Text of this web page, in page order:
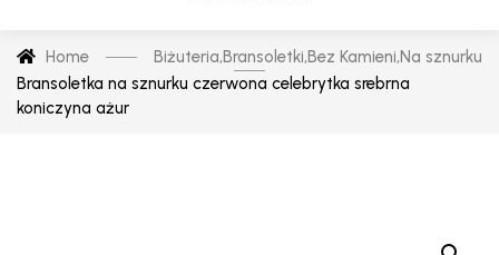
Home Biżuteria,Bransoletki,Bez Kamieni,Na sznurku
Bransoletka na sznurku czerwona celebrytka srebrna
koniczyna ażur